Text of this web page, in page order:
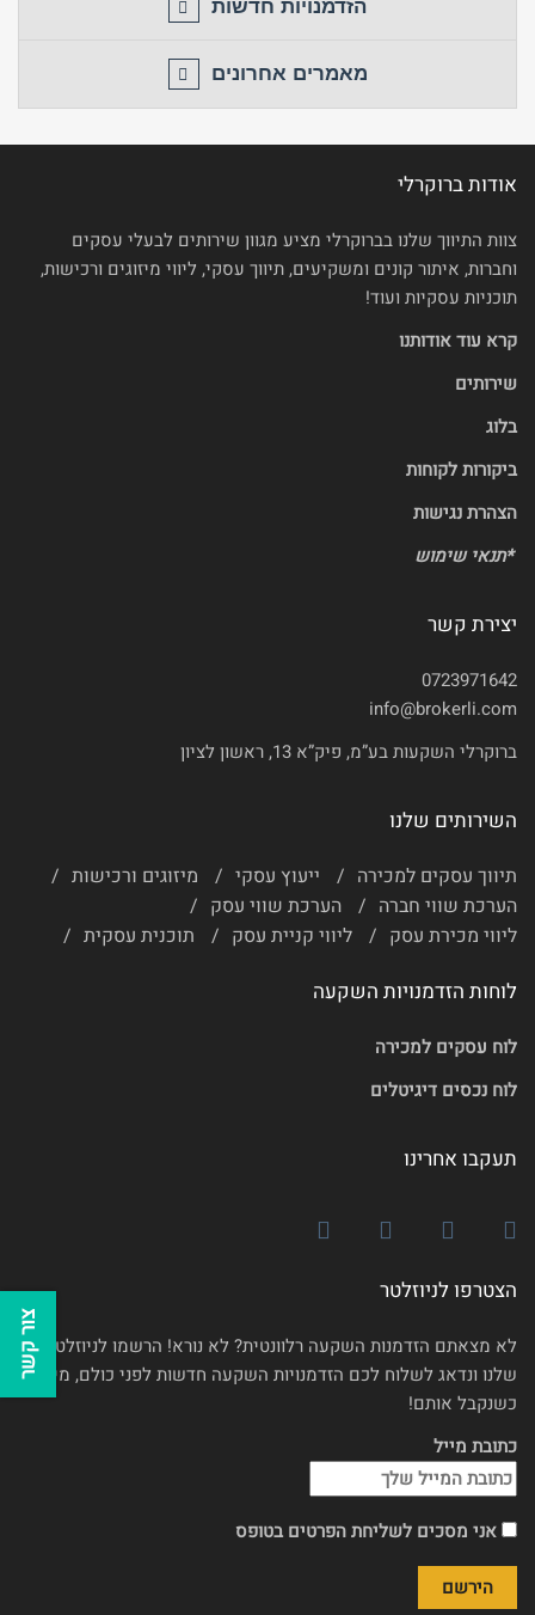
הזדמנויות חדשות
מאמרים אחרונים
אודות ברוקרלי
צוות התיווך שלנו בברוקרלי מציע מגוון שירותים לבעלי עסקים
וחברות, איתור קונים ומשקיעים, תיווך עסקי, ליווי מיזוגים ורכישות,
תוכניות עסקיות ועוד!
קרא עוד אודותנו
שירותים
בלוג
ביקורות לקוחות
הצהרת נגישות
*תנאי שימוש
יצירת קשר
0723971642
info@brokerli.com
ברוקרלי השקעות בע”מ, פיק”א 13, ראשון לציון
השירותים שלנו
תיווך עסקים למכירה ייעוץ עסקי
מיזוגים ורכישות
הערכת שווי חברה
הערכת שווי עסק
ליווי מכירת עסק
ליווי קניית עסק תוכנית עסקית
לוחות הזדמנויות השקעה
לוח עסקים למכירה
לוח נכסים דיגיטלים
תעקבו אחרינו
הצטרפו לניוזלטר
לא מצאתם הזדמנות השקעה רלוונטית? לא נורא! הרשמו לניוזלטר
שלנו ונדאג לשלוח לכם הזדמנויות השקעה חדשות לפני כולם, מיד
כשנקבל אותם!
כתובת מייל
אני מסכים לשליחת הפרטים בטופס
צור קשר